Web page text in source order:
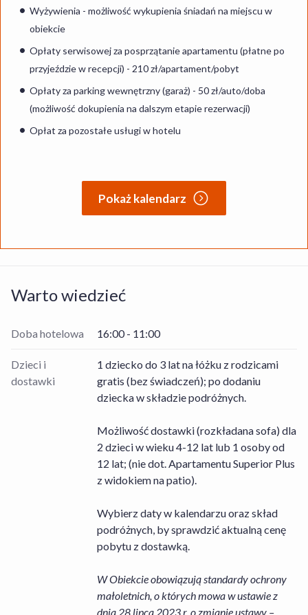
Wyżywienia - możliwość wykupienia śniadań na miejscu w
obiekcie
Opłaty serwisowej za posprzątanie apartamentu (płatne po
przyjeździe w recepcji) - 210 zł/apartament/pobyt
Opłaty za parking wewnętrzny (garaż) - 50 zł/auto/doba
(możliwość dokupienia na dalszym etapie rezerwacji)
Opłat za pozostałe usługi w hotelu
Pokaż kalendarz
Warto wiedzieć
Doba hotelowa 16:00 - 11:00
Dzieci i
dostawki
1 dziecko do 3 lat na łóżku z rodzicami
gratis (bez świadczeń); po dodaniu
dziecka w składzie podróżnych.
Możliwość dostawki (rozkładana sofa) dla
2 dzieci w wieku 4-12 lat lub 1 osoby od
12 lat; (nie dot. Apartamentu Superior Plus
z widokiem na patio).
Wybierz daty w kalendarzu oraz skład
podróżnych, by sprawdzić aktualną cenę
pobytu z dostawką.
W Obiekcie obowiązują standardy ochrony
małoletnich, o których mowa w ustawie z
dnia 28 lipca 2023 r. o zmianie ustawy –